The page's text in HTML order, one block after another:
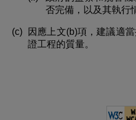
否完備，以及其執行
(c)
因應上文(b)項，建議適
證工程的質量。